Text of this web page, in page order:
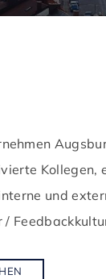
Kollegen,
und
/